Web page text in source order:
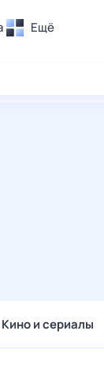
Ещё
Кино и сериалы